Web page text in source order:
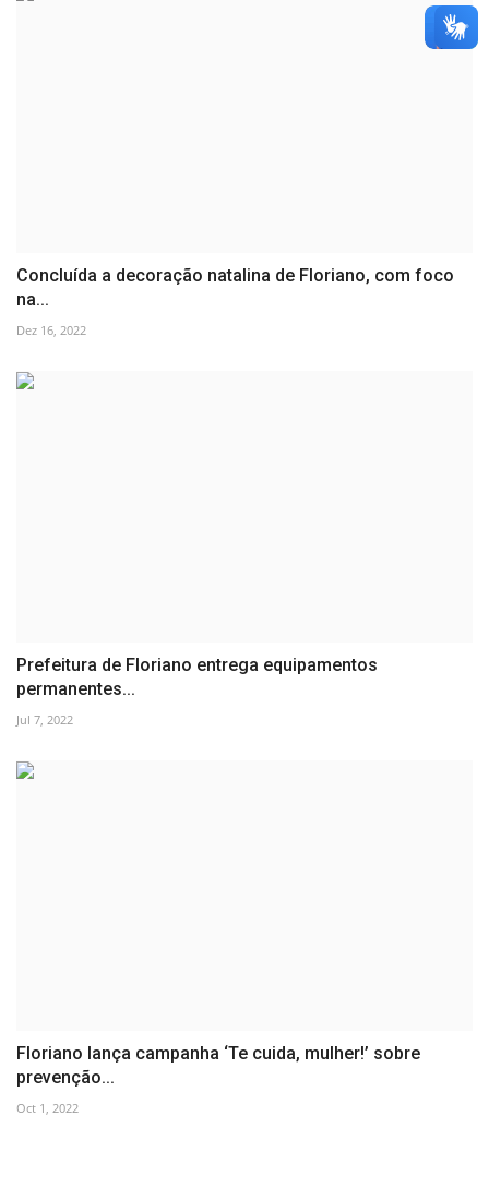
Concluída a decoração natalina de Floriano, com foco
na...
Dez 16, 2022
Prefeitura de Floriano entrega equipamentos
permanentes...
Jul 7, 2022
Floriano lança campanha ‘Te cuida, mulher!’ sobre
prevenção...
Oct 1, 2022